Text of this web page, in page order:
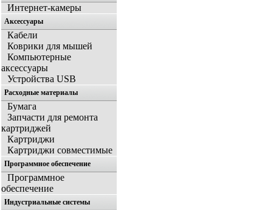
Интернет-камеры
Аксессуары
Кабели
Коврики для мышей
Компьютерные
аксессуары
Устройства USB
Расходные материалы
Бумага
Запчасти для ремонта
картриджей
Картриджи
Картриджи совместимые
Программное обеспечение
Программное
обеспечение
Индустриальные системы